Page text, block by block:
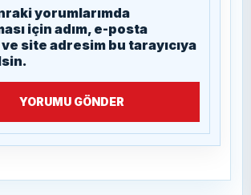
yorumlarımda
için adım, e-posta
site adresim bu tarayıcıya
YORUMU GÖNDER